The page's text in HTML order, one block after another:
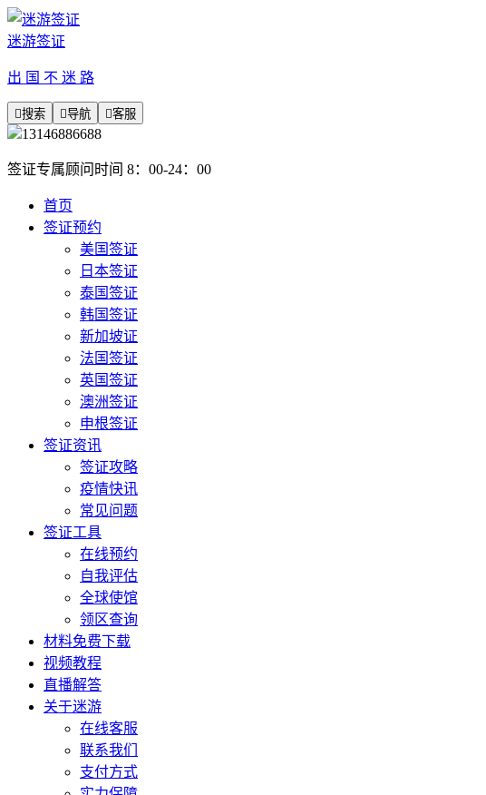
迷游签证
出 国 不 迷 路
搜索 导航 客服
13146886688
签证专属顾问时间 8：00-24：00
首页
签证预约
美国签证
日本签证
泰国签证
韩国签证
新加坡证
法国签证
英国签证
澳洲签证
申根签证
签证资讯
签证攻略
疫情快讯
常见问题
签证工具
在线预约
自我评估
全球使馆
领区查询
材料免费下载
视频教程
直播解答
关于迷游
在线客服
联系我们
支付方式